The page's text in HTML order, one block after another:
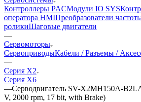
Контроллеры PACМодули IO SYS
оператора HMIПреобразователи
роликиШаговые двигатели
—
Сервомоторы
СервоприводыКабели / Разъемы /
—
Серия X2
Серия X6
—Серводвигатель SV-X2MH150A-
V, 2000 rpm, 17 bit, with Brake)